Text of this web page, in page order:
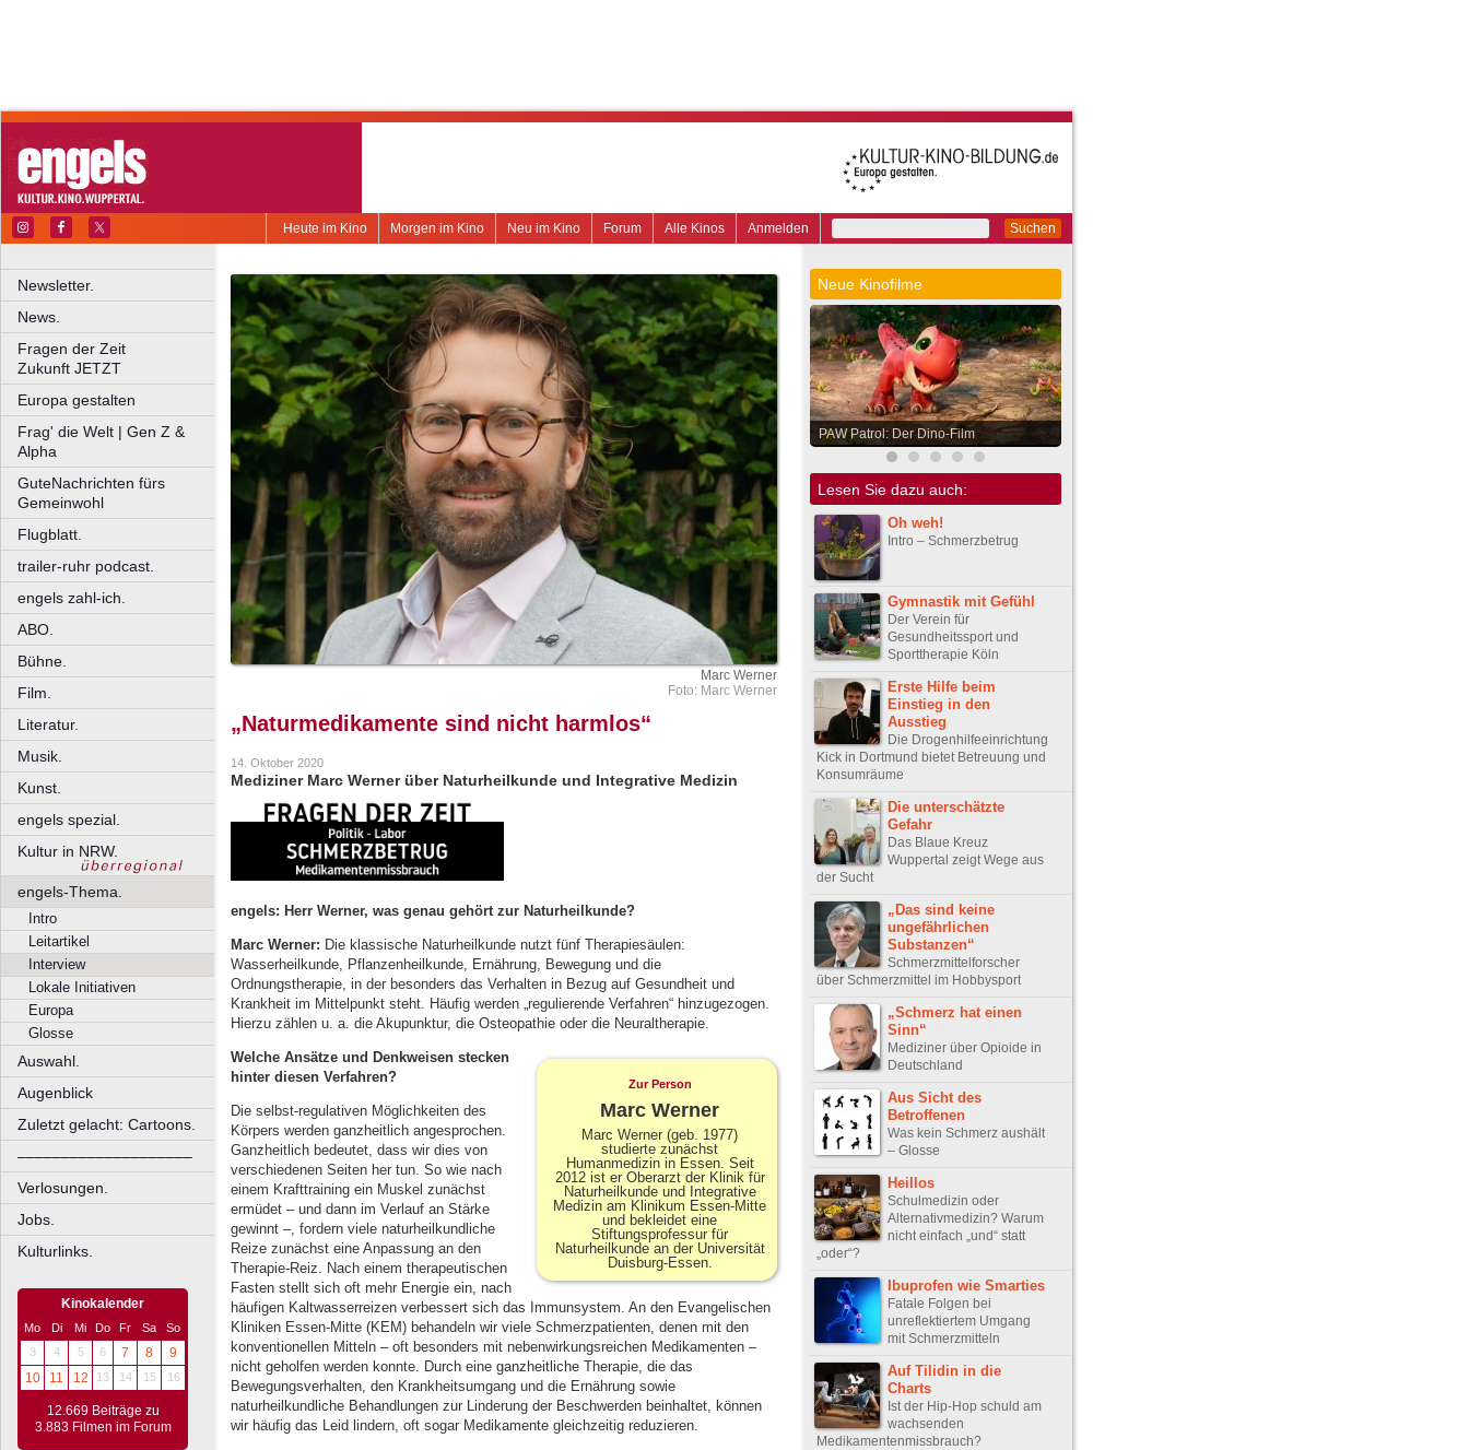
Suchen
Anmelden
Alle Kinos
Forum
Neu im Kino
Morgen im Kino
Heute im Kino
Newsletter.
News.
Fragen der Zeit
Zukunft JETZT
Europa gestalten
Frag' die Welt | Gen Z &
Alpha
GuteNachrichten fürs
Gemeinwohl
Flugblatt.
trailer-ruhr podcast.
engels zahl-ich.
ABO.
Bühne.
Film.
Literatur.
Musik.
Kunst.
engels spezial.
Kultur in NRW.
engels-Thema.
Intro
Leitartikel
Interview
Lokale Initiativen
Europa
Glosse
Auswahl.
Augenblick
Zuletzt gelacht: Cartoons.
––––––––––––––––––––
Verlosungen.
Jobs.
Kulturlinks.
Kinokalender
Mo Di Mi Do Fr Sa
So
3
4 5 6 7 8
9
10
11 12 13 14 15 16
12.669 Beiträge zu
3.883 Filmen im Forum
Marc Werner
Foto: Marc Werner
„Naturmedikamente sind nicht harmlos“
14. Oktober 2020
Mediziner Marc Werner über Naturheilkunde und Integrative Medizin
engels: Herr Werner, was genau gehört zur Naturheilkunde?
Marc Werner: Die klassische Naturheilkunde nutzt fünf Therapiesäulen:
Wasserheilkunde, Pflanzenheilkunde, Ernährung, Bewegung und die
Ordnungstherapie, in der besonders das Verhalten in Bezug auf Gesundheit und
Krankheit im Mittelpunkt steht. Häufig werden „regulierende Verfahren“ hinzugezogen.
Hierzu zählen u. a. die Akupunktur, die Osteopathie oder die Neuraltherapie.
Zur Person
Marc Werner
Marc Werner (geb. 1977)
studierte zunächst
Humanmedizin in Essen. Seit
2012 ist er Oberarzt der Klinik für
Naturheilkunde und Integrative
Medizin am Klinikum Essen-Mitte
und bekleidet eine
Stiftungsprofessur für
Naturheilkunde an der Universität
Duisburg-Essen.
Welche Ansätze und Denkweisen stecken
hinter diesen Verfahren?
Die selbst-regulativen Möglichkeiten des
Körpers werden ganzheitlich angesprochen.
Ganzheitlich bedeutet, dass wir dies von
verschiedenen Seiten her tun. So wie nach
einem Krafttraining ein Muskel zunächst
ermüdet – und dann im Verlauf an Stärke
gewinnt –, fordern viele naturheilkundliche
Reize zunächst eine Anpassung an den
Therapie-Reiz. Nach einem therapeutischen
Fasten stellt sich oft mehr Energie ein, nach
häufigen Kaltwasserreizen verbessert sich das Immunsystem. An den Evangelischen
Kliniken Essen-Mitte (KEM) behandeln wir viele Schmerzpatienten, denen mit den
konventionellen Mitteln – oft besonders mit nebenwirkungsreichen Medikamenten –
nicht geholfen werden konnte. Durch eine ganzheitliche Therapie, die das
Bewegungsverhalten, den Krankheitsumgang und die Ernährung sowie
naturheilkundliche Behandlungen zur Linderung der Beschwerden beinhaltet, können
wir häufig das Leid lindern, oft sogar Medikamente gleichzeitig reduzieren.
Neue Kinofilme
PAW Patrol: Der Dino-Film
Lesen Sie dazu auch:
Oh weh!
Intro – Schmerzbetrug
Gymnastik mit Gefühl
Der Verein für
Gesundheitssport und
Sporttherapie Köln
Erste Hilfe beim
Einstieg in den
Ausstieg
Die Drogenhilfeeinrichtung
Kick in Dortmund bietet Betreuung und
Konsumräume
Die unterschätzte
Gefahr
Das Blaue Kreuz
Wuppertal zeigt Wege aus
der Sucht
„Das sind keine
ungefährlichen
Substanzen“
Schmerzmittelforscher
über Schmerzmittel im Hobbysport
„Schmerz hat einen
Sinn“
Mediziner über Opioide in
Deutschland
Aus Sicht des
Betroffenen
Was kein Schmerz aushält
– Glosse
Heillos
Schulmedizin oder
Alternativmedizin? Warum
nicht einfach „und“ statt
„oder“?
Ibuprofen wie Smarties
Fatale Folgen bei
unreflektiertem Umgang
mit Schmerzmitteln
Auf Tilidin in die
Charts
Ist der Hip-Hop schuld am
wachsenden
Medikamentenmissbrauch?